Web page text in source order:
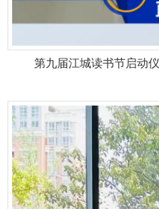
第九届江城读书节启动